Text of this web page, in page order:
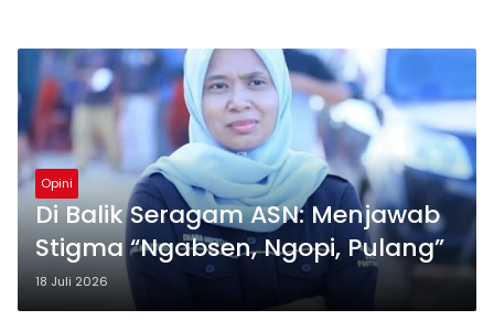
Opini
Di Balik Seragam ASN: Menjawab
Stigma “Ngabsen, Ngopi, Pulang”
18 Juli 2026